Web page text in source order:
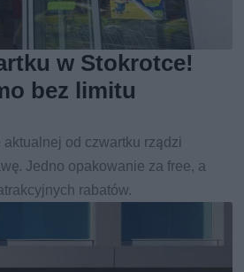
w Stokrotce!
bez limitu
od czwartku rządzi
Jedno opakowanie za free, a
rabatów.